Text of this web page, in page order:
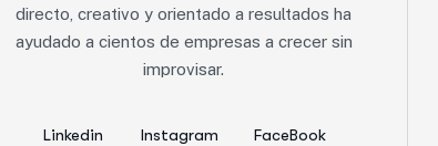
directo, creativo y orientado a resultados ha
ayudado a cientos de empresas a crecer sin
improvisar.
Linkedin Instagram FaceBook